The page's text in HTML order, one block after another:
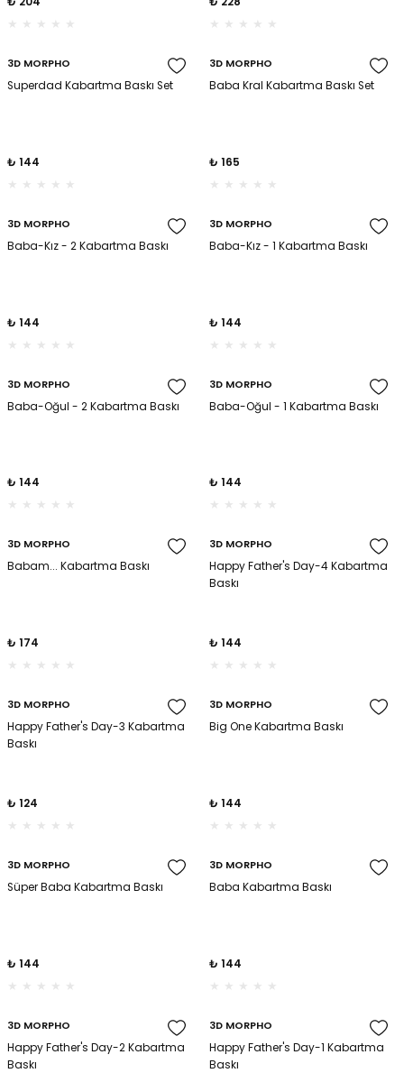
3D MORPHO
Superdad Kabartma Baskı Set
₺ 144
3D MORPHO
Baba Kral Kabartma Baskı Set
₺ 165
3D MORPHO
Baba-Kız - 2 Kabartma Baskı
₺ 144
3D MORPHO
Baba-Kız - 1 Kabartma Baskı
₺ 144
3D MORPHO
Baba-Oğul - 2 Kabartma Baskı
₺ 144
3D MORPHO
Baba-Oğul - 1 Kabartma Baskı
₺ 144
3D MORPHO
Babam... Kabartma Baskı
₺ 174
3D MORPHO
Happy Father's Day-4 Kabartma
Baskı
₺ 144
3D MORPHO
Happy Father's Day-3 Kabartma
Baskı
₺ 124
3D MORPHO
Big One Kabartma Baskı
₺ 144
3D MORPHO
Süper Baba Kabartma Baskı
₺ 144
3D MORPHO
Baba Kabartma Baskı
₺ 144
3D MORPHO
Happy Father's Day-2 Kabartma
Baskı
3D MORPHO
Happy Father's Day-1 Kabartma
Baskı